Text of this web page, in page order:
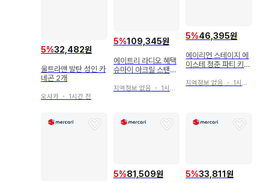
5%32,482원
울트라맨 발탄 성인 카
네곤 2개
오사카 ・ 1시간 전
5%109,345원
에이트리 라디오 혜택
슈마이 아크릴 스탠드
지역정보 없음 ・ 1시간 전
5%46,395원
에이리언 스테이지 에
이스테 청춘 파티 키링
지역정보 없음 ・ 1시간 전
5%81,509원 5%33,811원